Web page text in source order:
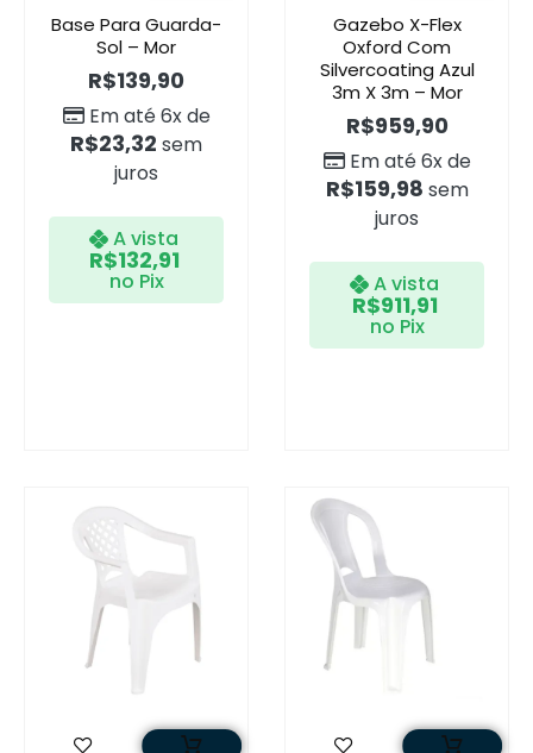
Base Para Guarda-
Sol – Mor
R$139,90
Em até 6x de
R$23,32 sem
juros
A vista
R$132,91
no Pix
Gazebo X-Flex
Oxford Com
Silvercoating Azul
3m X 3m – Mor
R$959,90
Em até 6x de
R$159,98 sem
juros
A vista
R$911,91
no Pix